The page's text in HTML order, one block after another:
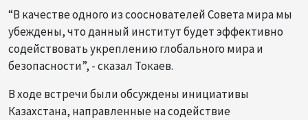
“В качестве одного из сооснователей Совета мира мы
убеждены, что данный институт будет эффективно
содействовать укреплению глобального мира и
безопасности”, - сказал Токаев.
В ходе встречи были обсуждены инициативы
Казахстана, направленные на содействие